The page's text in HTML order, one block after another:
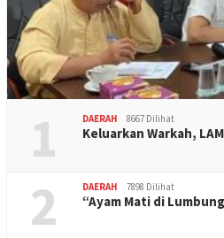
1 DAERAH 8667 Dilihat
Keluarkan Warkah,
2 DAERAH 7898 Dilihat
“Ayam Mati di